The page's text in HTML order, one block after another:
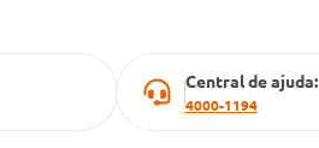
Central de ajuda:
4000-1194